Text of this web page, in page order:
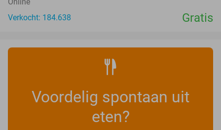
Verkocht: 184.638
Gratis
Voordelig spontaan uit
eten?